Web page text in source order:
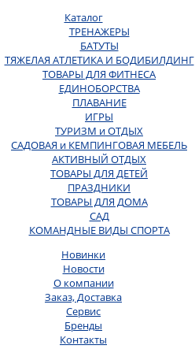
Каталог
ТРЕНАЖЕРЫ
БАТУТЫ
ТЯЖЕЛАЯ АТЛЕТИКА И БОДИБИЛДИНГ
ТОВАРЫ ДЛЯ ФИТНЕСА
ЕДИНОБОРСТВА
ПЛАВАНИЕ
ИГРЫ
ТУРИЗМ и ОТДЫХ
САДОВАЯ и КЕМПИНГОВАЯ МЕБЕЛЬ
АКТИВНЫЙ ОТДЫХ
ТОВАРЫ ДЛЯ ДЕТЕЙ
ПРАЗДНИКИ
ТОВАРЫ ДЛЯ ДОМА
САД
КОМАНДНЫЕ ВИДЫ СПОРТА
Новинки
Новости
О компании
Заказ, Доставка
Сервис
Бренды
Контакты